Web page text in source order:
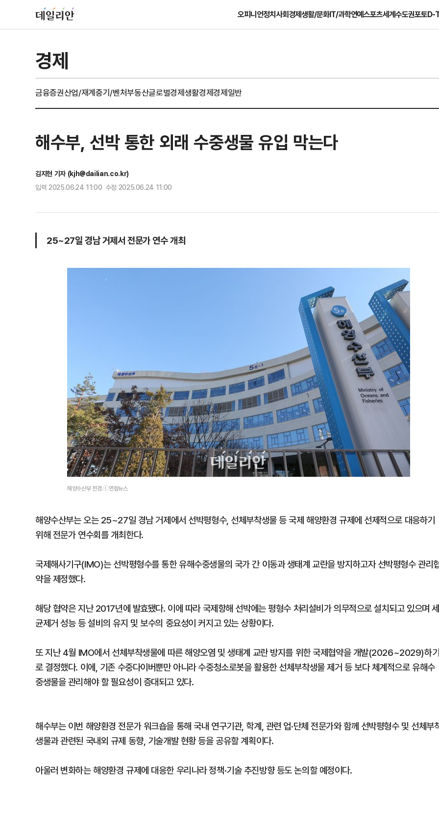
오피니언정치사회경제생활/문화IT/과학연예스포츠세계수도권포토D-
경제
금융증권산업/재계중기/벤처부동산글로벌경제생활경제경제일반
해수부, 선박 통한 외래 수중생물 유입 막는다
김지현 기자 (kjh@dailian.co.kr)
입력 2025.06.24 11:00 수정 2025.06.24 11:00
25~27일 경남 거제서 전문가 연수 개최
해양수산부 전경.ⓒ연합뉴스
해양수산부는 오는 25~27일 경남 거제에서 선박평형수, 선체부착생물 등 국제 해양환경 규제에 선제적으로 대응하기
위해 전문가 연수회를 개최한다.
국제해사기구(IMO)는 선박평형수를 통한 유해수중생물의 국가 간 이동과 생태계 교란을 방지하고자 선박평형수 관리
약을 제정했다.
해당 협약은 지난 2017년에 발효됐다. 이에 따라 국제항해 선박에는 평형수 처리설비가 의무적으로 설치되고 있으며
균제거 성능 등 설비의 유지 및 보수의 중요성이 커지고 있는 상황이다.
또 지난 4월 IMO에서 선체부착생물에 따른 해양오염 및 생태계 교란 방지를 위한 국제협약을 개발(2026~2029)하
로 결정했다. 이에, 기존 수중다이버뿐만 아니라 수중청소로봇을 활용한 선체부착생물 제거 등 보다 체계적으로 유해수
중생물을 관리해야 할 필요성이 증대되고 있다.
해수부는 이번 해양환경 전문가 워크숍을 통해 국내 연구기관, 학계, 관련 업·단체 전문가와 함께 선박평형수 및 선체부
생물과 관련된 국내외 규제 동향, 기술개발 현황 등을 공유할 계획이다.
아울러 변화하는 해양환경 규제에 대응한 우리나라 정책·기술 추진방향 등도 논의할 예정이다.